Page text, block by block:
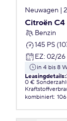
Neuwagen |
Citroën C4
Benzin
145 PS
EZ: 02/26
in 4 bis 8
Leasingdetails:
0 €
kombiniert: